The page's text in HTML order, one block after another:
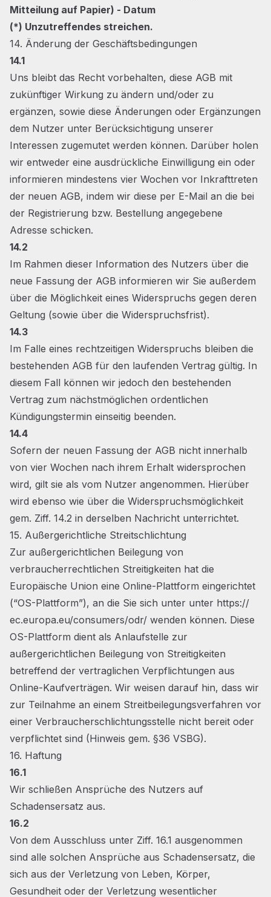
Mitteilung auf Papier) - Datum
(*) Unzutreffendes streichen.
14. Änderung der Geschäftsbedingungen
14.1
Uns bleibt das Recht vorbehalten, diese AGB mit
zukünftiger Wirkung zu ändern und/oder zu
ergänzen, sowie diese Änderungen oder Ergänzungen
dem Nutzer unter Berücksichtigung unserer
Interessen zugemutet werden können. Darüber holen
wir entweder eine ausdrückliche Einwilligung ein oder
informieren mindestens vier Wochen vor Inkrafttreten
der neuen AGB, indem wir diese per E-Mail an die bei
der Registrierung bzw. Bestellung angegebene
Adresse schicken.
14.2
Im Rahmen dieser Information des Nutzers über die
neue Fassung der AGB informieren wir Sie außerdem
über die Möglichkeit eines Widerspruchs gegen deren
Geltung (sowie über die Widerspruchsfrist).
14.3
Im Falle eines rechtzeitigen Widerspruchs bleiben die
bestehenden AGB für den laufenden Vertrag gültig. In
diesem Fall können wir jedoch den bestehenden
Vertrag zum nächstmöglichen ordentlichen
Kündigungstermin einseitig beenden.
14.4
Sofern der neuen Fassung der AGB nicht innerhalb
von vier Wochen nach ihrem Erhalt widersprochen
wird, gilt sie als vom Nutzer angenommen. Hierüber
wird ebenso wie über die Widerspruchsmöglichkeit
gem. Ziff. 14.2 in derselben Nachricht unterrichtet.
15. Außergerichtliche Streitschlichtung
Zur außergerichtlichen Beilegung von
verbraucherrechtlichen Streitigkeiten hat die
Europäische Union eine Online-Plattform eingerichtet
(“OS-Plattform”), an die Sie sich unter unter https://
ec.europa.eu/consumers/odr/ wenden können. Diese
OS-Plattform dient als Anlaufstelle zur
außergerichtlichen Beilegung von Streitigkeiten
betreffend der vertraglichen Verpflichtungen aus
Online-Kaufverträgen. Wir weisen darauf hin, dass wir
zur Teilnahme an einem Streitbeilegungsverfahren vor
einer Verbraucherschlichtungsstelle nicht bereit oder
verpflichtet sind (Hinweis gem. §36 VSBG).
16. Haftung
16.1
Wir schließen Ansprüche des Nutzers auf
Schadensersatz aus.
16.2
Von dem Ausschluss unter Ziff. 16.1 ausgenommen
sind alle solchen Ansprüche aus Schadensersatz, die
sich aus der Verletzung von Leben, Körper,
Gesundheit oder der Verletzung wesentlicher